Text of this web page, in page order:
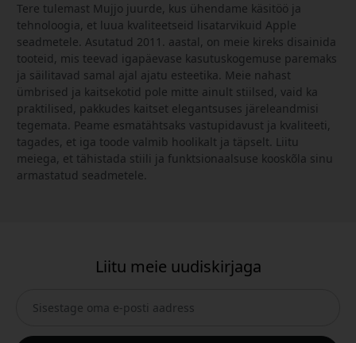
Tere tulemast Mujjo juurde, kus ühendame käsitöö ja
tehnoloogia, et luua kvaliteetseid lisatarvikuid Apple
seadmetele. Asutatud 2011. aastal, on meie kireks disainida
tooteid, mis teevad igapäevase kasutuskogemuse paremaks
ja säilitavad samal ajal ajatu esteetika. Meie nahast
ümbrised ja kaitsekotid pole mitte ainult stiilsed, vaid ka
praktilised, pakkudes kaitset elegantsuses järeleandmisi
tegemata. Peame esmatähtsaks vastupidavust ja kvaliteeti,
tagades, et iga toode valmib hoolikalt ja täpselt. Liitu
meiega, et tähistada stiili ja funktsionaalsuse kooskõla sinu
armastatud seadmetele.
Liitu meie uudiskirjaga